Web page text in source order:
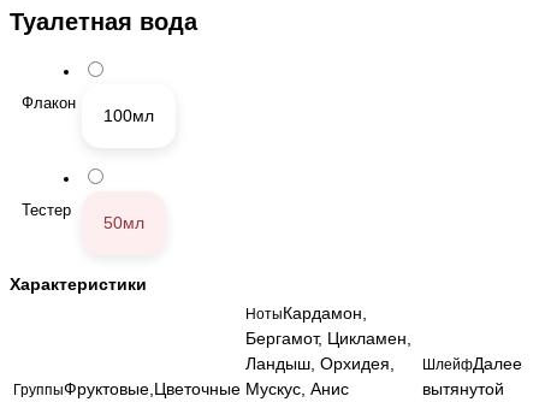
Туалетная вода
Флакон
100мл
Тестер
50мл
Характеристики
ГруппыФруктовые,Цветочные
НотыКардамон,
Бергамот, Цикламен,
Ландыш, Орхидея,
Мускус, Анис
ШлейфДалее
вытянутой